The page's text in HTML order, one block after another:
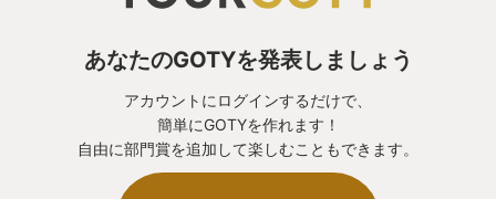
あなたのGOTYを発表しましょう
アカウントにログインするだけで、
簡単にGOTYを作れます！
自由に部門賞を追加して楽しむこともできます。